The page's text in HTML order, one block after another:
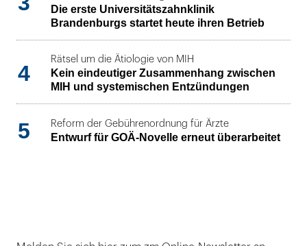
Die erste Universitätszahnklinik
Brandenburgs startet heute ihren Betrieb
4
Rätsel um die Ätiologie von MIH
Kein eindeutiger Zusammenhang zwischen
MIH und systemischen Entzündungen
5 Reform der Gebührenordnung für Ärzte
Entwurf für GOÄ-Novelle erneut überarbeitet